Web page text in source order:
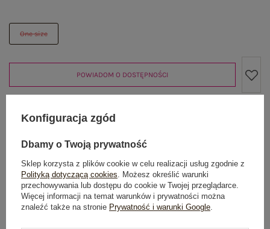
One size
POWIADOM O DOSTĘPNOŚCI
Produkt niedostępny
OPIS PRODUKTU
GŁÓWNE PARAMETRY
Konfiguracja zgód
Dbamy o Twoją prywatność
Sklep korzysta z plików cookie w celu realizacji usług zgodnie z
Polityką dotyczącą cookies . Możesz określić warunki
przechowywania lub dostępu do cookie w Twojej przeglądarce.
Więcej informacji na temat warunków i prywatności można
znaleźć także na stronie Prywatność i warunki Google